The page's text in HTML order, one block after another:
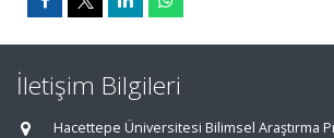
İletişim Bilgileri
Hacettepe Üniversitesi Bilimsel Araştırma